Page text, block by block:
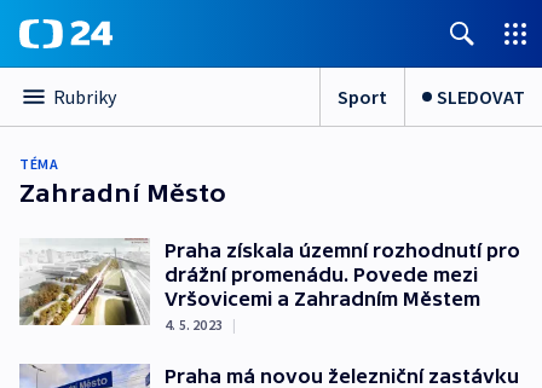
Rubriky Sport SLEDOVAT
TÉMA
Zahradní Město
Praha získala územní rozhodnutí pro
drážní promenádu. Povede mezi
Vršovicemi a Zahradním Městem
4. 5. 2023 |
Praha má novou železniční zastávku